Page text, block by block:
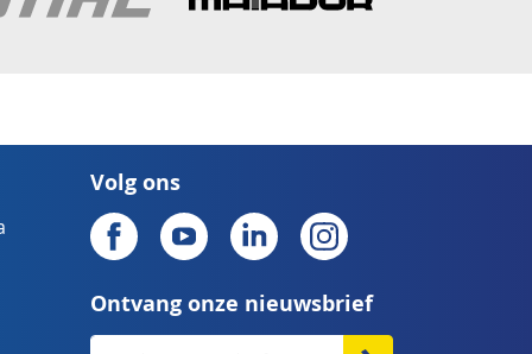
Volg ons
Ontvang onze nieuwsbrief
Abonneer